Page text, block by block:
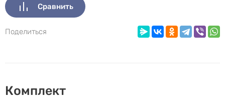
Сравнить
Поделиться
Комплект